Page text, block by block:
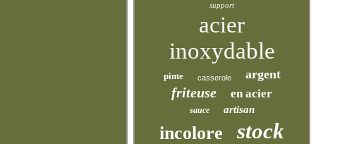
support
acier
inoxydable
pinte casserole argent
friteuse en acier
sauce artisan
incolore stock